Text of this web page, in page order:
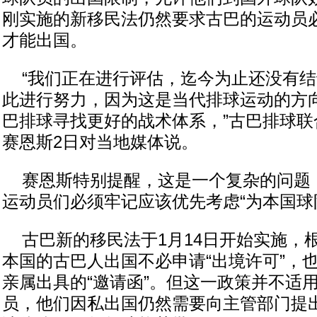
刚实施的新移民法仍然要求古巴的运动员
才能出国。
“我们正在进行评估，迄今为止还没有
此进行努力，因为这是当代排球运动的方
巴排球寻找更好的战术体系，”古巴排球
赛恩斯2日对当地媒体说。
赛恩斯特别提醒，这是一个复杂的问题
运动员们必须牢记应该优先考虑“为本国球
古巴新的移民法于1月14日开始实施，
本国的古巴人出国不必申请“出境许可”，
亲属出具的“邀请函”。但这一政策并不适
员，他们因私出国仍然需要向主管部门提